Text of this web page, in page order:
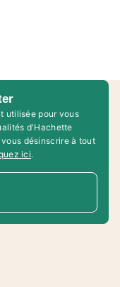
utilisée pour vous
d'Hachette
désinscrire à tout
ici.